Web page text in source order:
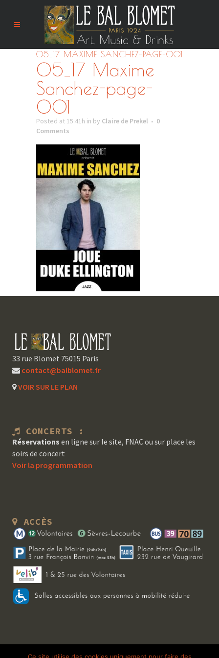
05_17 MAXIME SANCHEZ-PAGE-001
05_17 Maxime
Sanchez-page-
001
Posted at 15:41h in by Claire de Prekel
0
Comments
33 rue Blomet 75015 Paris
contact@balblomet.fr
VOIR SUR LE PLAN
CONCERTS :
Réservations en ligne sur le site, FNAC ou sur place les
soirs de concert
Voir la programmation
ACCÈS
Copyright 2026 Le Bal Blomet | Tous droits réservés | Mentions légales